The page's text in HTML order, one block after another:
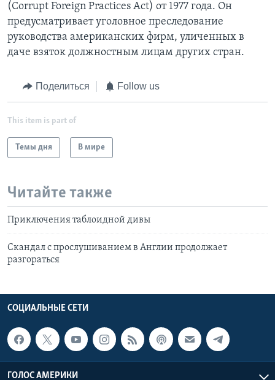
(Corrupt Foreign Practices Act) от 1977 года. Он
предусматривает уголовное преследование
руководства американских фирм, уличенных в
даче взяток должностным лицам других стран.
Поделиться Follow us
This item is part of
Темы дня В мире
Читайте также
Приключения таблоидной дивы
Скандал с прослушиванием в Англии продолжает
разгораться
СОЦИАЛЬНЫЕ СЕТИ
ГОЛОС АМЕРИКИ